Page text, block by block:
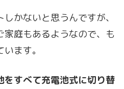
かないと思うんですが、
家庭もあるようなので、も
ます。
をすべて充電池式に切り替